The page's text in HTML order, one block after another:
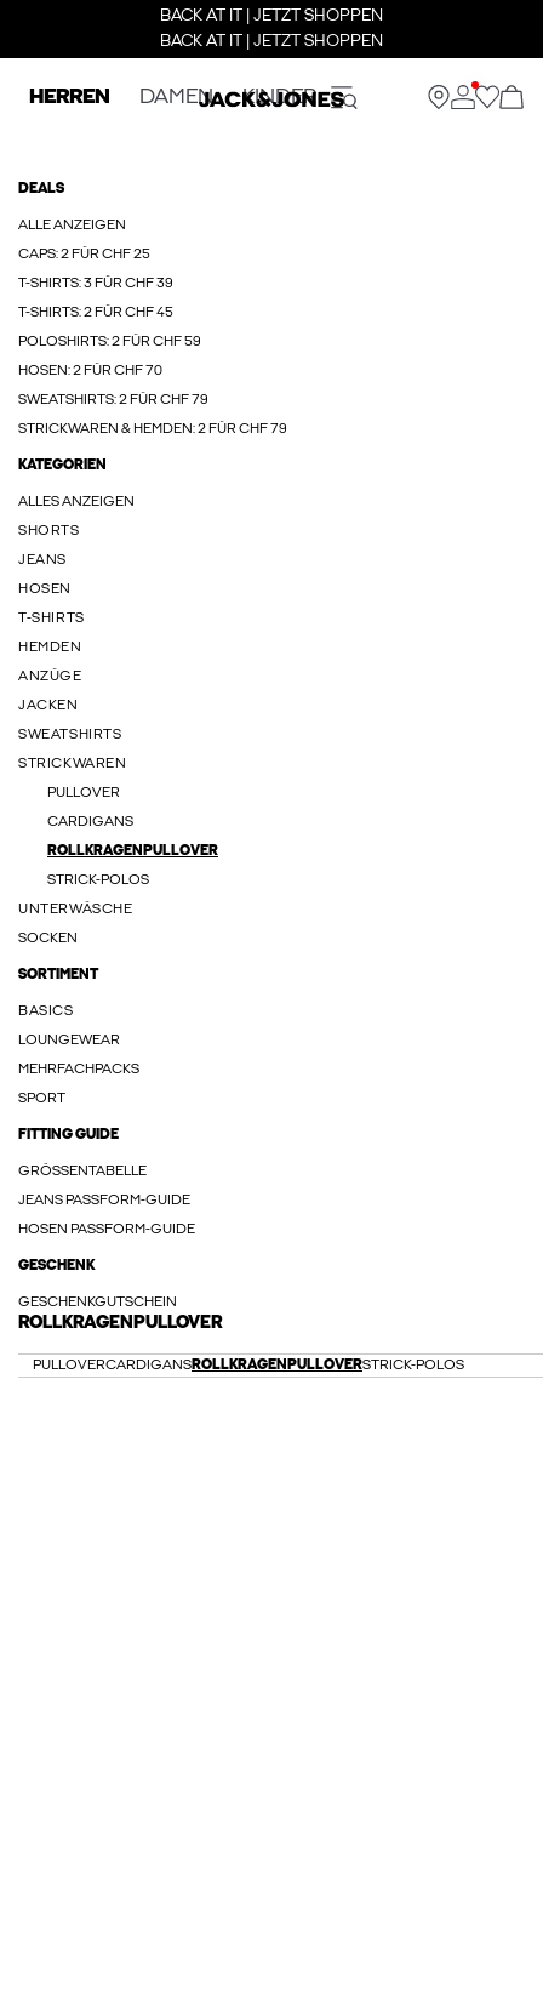
BACK AT IT | JETZT SHOPPEN
BACK AT IT | JETZT SHOPPEN
HERREN DAMEN KINDER
DEALS
ALLE ANZEIGEN
CAPS: 2 FÜR CHF 25
T-SHIRTS: 3 FÜR CHF 39
T-SHIRTS: 2 FÜR CHF 45
POLOSHIRTS: 2 FÜR CHF 59
HOSEN: 2 FÜR CHF 70
SWEATSHIRTS: 2 FÜR CHF 79
STRICKWAREN & HEMDEN: 2 FÜR CHF 79
KATEGORIEN
ALLES ANZEIGEN
SHORTS
JEANS
HOSEN
T-SHIRTS
HEMDEN
ANZÜGE
JACKEN
SWEATSHIRTS
STRICKWAREN
PULLOVER
CARDIGANS
ROLLKRAGENPULLOVER
STRICK-POLOS
UNTERWÄSCHE
SOCKEN
SORTIMENT
BASICS
LOUNGEWEAR
MEHRFACHPACKS
SPORT
FITTING GUIDE
GRÖSSENTABELLE
JEANS PASSFORM-GUIDE
HOSEN PASSFORM-GUIDE
GESCHENK
GESCHENKGUTSCHEIN
ROLLKRAGENPULLOVER
PULLOVERCARDIGANSROLLKRAGENPULLOVERSTRICK-POLOS